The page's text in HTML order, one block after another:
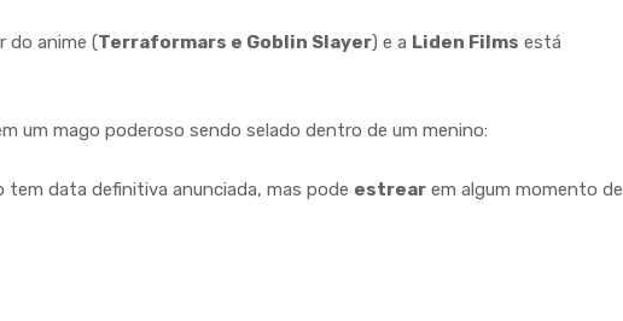
do anime (Terraformars e Goblin Slayer) e a Liden Films está
um mago poderoso sendo selado dentro de um menino:
tem data definitiva anunciada, mas pode estrear em algum momento de